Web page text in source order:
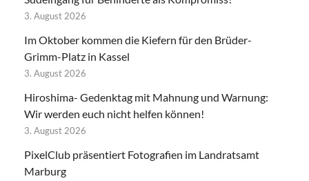
3. August 2026
Im Oktober kommen die Kiefern für den Brüder-
Grimm-Platz in Kassel
3. August 2026
Hiroshima- Gedenktag mit Mahnung und Warnung:
Wir werden euch nicht helfen können!
3. August 2026
PixelClub präsentiert Fotografien im Landratsamt
Marburg